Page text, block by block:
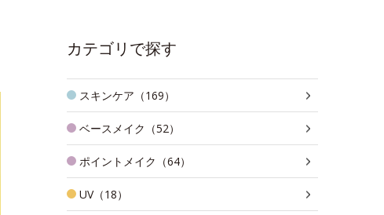
カテゴリで探す
スキンケア（169）
ベースメイク（52）
ポイントメイク（64）
UV（18）